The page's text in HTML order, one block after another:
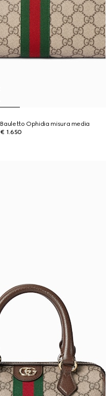
Bauletto Ophidia misura media
€ 1.650